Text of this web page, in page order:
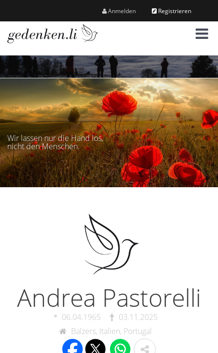
Anmelden Registrieren
M
e
n
ü
Wir lassen nur die Hand los,
nicht den Menschen.
Andrea Pastorelli
06.04.1965
03.11.2025
Balzers, Italien, Portugal